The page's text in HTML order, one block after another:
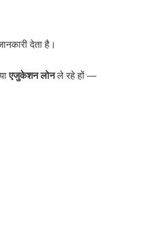
देता है।
एजुकेशन लोनले रहे हों —